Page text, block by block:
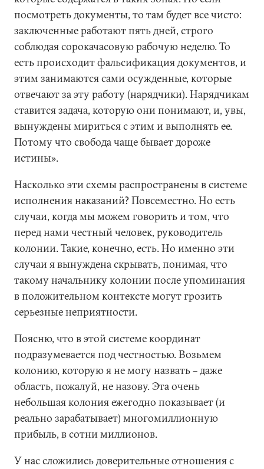
посмотреть документы, то там будет все чисто:
заключенные работают пять дней, строго
соблюдая сорокачасовую рабочую неделю. То
есть происходит фальсификация документов, и
этим занимаются сами осужденные, которые
отвечают за эту работу (нарядчики). Нарядчикам
ставится задача, которую они понимают, и, увы,
вынуждены мириться с этим и выполнять ее.
Потому что свобода чаще бывает дороже
истины».
Насколько эти схемы распространены в системе
исполнения наказаний? Повсеместно. Но есть
случаи, когда мы можем говорить и том, что
перед нами честный человек, руководитель
колонии. Такие, конечно, есть. Но именно эти
случаи я вынуждена скрывать, понимая, что
такому начальнику колонии после упоминания
в положительном контексте могут грозить
серьезные неприятности.
Поясню, что в этой системе координат
подразумевается под честностью. Возьмем
колонию, которую я не могу назвать – даже
область, пожалуй, не назову. Эта очень
небольшая колония ежегодно показывает (и
реально зарабатывает) многомиллионную
прибыль, в сотни миллионов.
У нас сложились доверительные отношения с